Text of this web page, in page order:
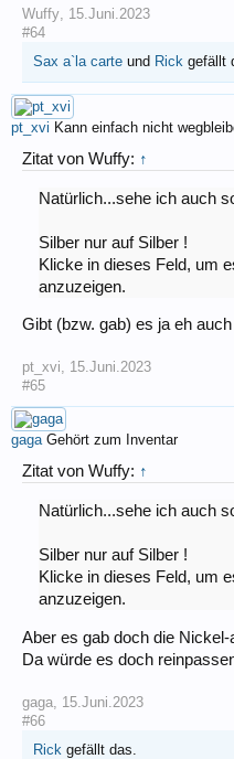
Wuffy 15.Juni.2023
#64
Sax a`la carte und Rick gefällt
pt_xvi Kann einfach nicht
Zitat von Wuffy: ↑
Natürlich...sehe ich auch
Silber nur auf Silber !
Klicke in dieses Feld, um
anzuzeigen.
Gibt (bzw. gab) es ja eh
pt_xvi, 15.Juni.2023
#65
gaga Gehört zum Inventar
Zitat von Wuffy: ↑
Natürlich...sehe ich auch
Silber nur auf Silber !
Klicke in dieses Feld, um
anzuzeigen.
Aber es gab doch die
Da würde es doch
gaga 15.Juni.2023
#66
Rick gefällt das.